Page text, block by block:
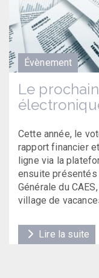
Évènement
Le
Cette année, le
rapport financier
ligne via la
ensuite
Générale du
village de
Lire la suite